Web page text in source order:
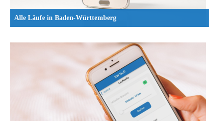
Alle Läufe in Baden-Württemberg